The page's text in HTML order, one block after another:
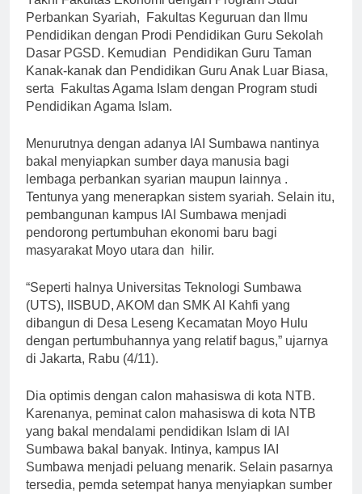
Perbankan Syariah, Fakultas Keguruan dan Ilmu
Pendidikan dengan Prodi Pendidikan Guru Sekolah
Dasar PGSD. Kemudian Pendidikan Guru Taman
Kanak-kanak dan Pendidikan Guru Anak Luar Biasa,
serta Fakultas Agama Islam dengan Program studi
Pendidikan Agama Islam.
Menurutnya dengan adanya IAI Sumbawa nantinya
bakal menyiapkan sumber daya manusia bagi
lembaga perbankan syarian maupun lainnya .
Tentunya yang menerapkan sistem syariah. Selain itu,
pembangunan kampus IAI Sumbawa menjadi
pendorong pertumbuhan ekonomi baru bagi
masyarakat Moyo utara dan hilir.
“Seperti halnya Universitas Teknologi Sumbawa
(UTS), IISBUD, AKOM dan SMK Al Kahfi yang
dibangun di Desa Leseng Kecamatan Moyo Hulu
dengan pertumbuhannya yang relatif bagus,” ujarnya
di Jakarta, Rabu (4/11).
Dia optimis dengan calon mahasiswa di kota NTB.
Karenanya, peminat calon mahasiswa di kota NTB
yang bakal mendalami pendidikan Islam di IAI
Sumbawa bakal banyak. Intinya, kampus IAI
Sumbawa menjadi peluang menarik. Selain pasarnya
tersedia, pemda setempat hanya menyiapkan sumber